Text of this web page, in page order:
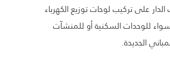
على تركيب لوحات توزيع الكهرباء
للوحدات السكنية أو للمنشآت
الجديدة.